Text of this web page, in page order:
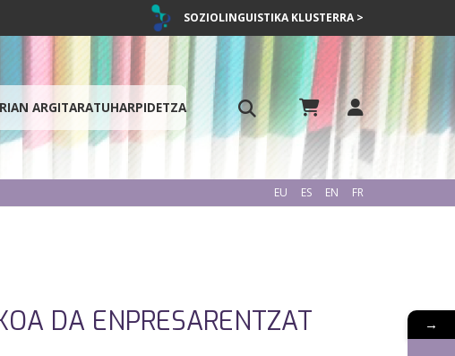
SOZIOLINGUISTIKA KLUSTERRA >
ARGITARATUHARPIDETZA
EU ES EN FR
DA ENPRESARENTZAT →